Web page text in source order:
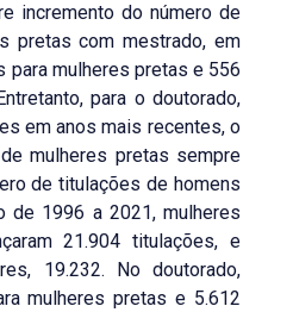
incremento do número de
pretas com mestrado, em
para mulheres pretas e 556
para o doutorado,
em anos mais recentes, o
mulheres pretas sempre
de titulações de homens
de 1996 a 2021, mulheres
21.904 titulações, e
19.232. No doutorado,
mulheres pretas e 5.612